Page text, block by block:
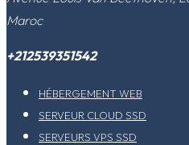
Maroc
+212539351542
HÉBERGEMENT WEB
SERVEUR CLOUD SSD
SERVEURS VPS SSD